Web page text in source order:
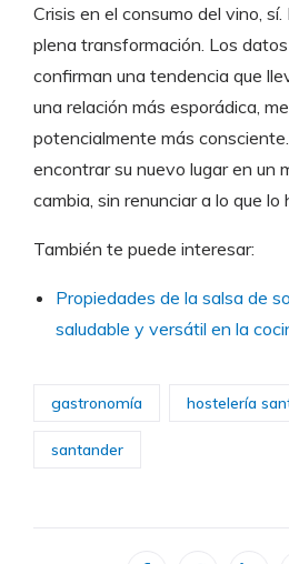
Crisis en el consumo del vino,
plena transformación. Los
confirman una tendencia que
una relación más esporádica,
potencialmente más
encontrar su nuevo lugar en un
cambia, sin renunciar a lo que lo
También te puede interesar:
Propiedades de la salsa de
saludable y versátil en la
gastronomía hostelería
santander